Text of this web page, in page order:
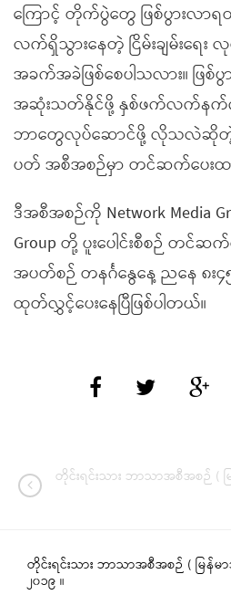
ကြောင့် တိုက်ပွဲတွေ ဖြစ်ပွားလာ
လက်ရှိသွားနေတဲ့ ငြိမ်းချမ်းရေ
အခက်အခဲဖြစ်စေပါသလား။ ဖြ
အဆုံးသတ်နိုင်ဖို့ နှစ်ဖက်လက်န
ဘာတွေလုပ်ဆောင်ဖို့ လိုသလဲဆိုတဲ့
ပတ် အစီအစဉ်မှာ တင်ဆက်ပေးထ
ဒီအစီအစဉ်ကို Network Media
Group တို့ ပူးပေါင်းစီစဉ် တင်ဆက်
အပတ်စဉ် တနင်္ဂနွေနေ့ ညနေ ၈း၄
ထုတ်လွှင့်ပေးနေပြီဖြစ်ပါတယ်။
တိုင်းရင်းသား ဘာသာအစီအစဉ် ( မ
တိုင်းရင်းသား ဘာသာအစီအစဉ် ( မြန်မ
၂၀၁၉ ။